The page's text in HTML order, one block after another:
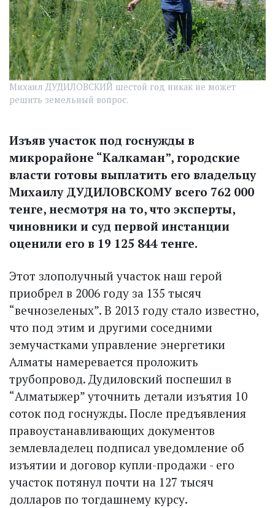
Михаил ДУДИЛОВСКИЙ шестой год никак не может
решить земельный вопрос.
Изъяв участок под госнужды в
микрорайоне “Калкаман”, городские
власти готовы выплатить его владельцу
Михаилу ДУДИЛОВСКОМУ всего 762 000
тенге, несмотря на то, что эксперты,
чиновники и суд первой инстанции
оценили его в 19 125 844 тенге.
Этот злополучный участок наш герой
приобрел в 2006 году за 135 тысяч
“вечнозеленых”. В 2013 году стало известно,
что под этим и другими соседними
земучастками управление энергетики
Алматы намеревается проложить
трубопровод. Дудиловский поспешил в
“Алматыжер” уточнить детали изъятия 10
соток под госнужды. После предъявления
правоустанавливающих документов
землевладелец подписал уведомление об
изъятии и договор купли-продажи - его
участок потянул почти на 127 тысяч
долларов по тогдашнему курсу.